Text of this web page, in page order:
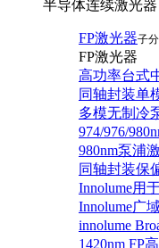
半导体连续激光器
FP激光器子
FP激光器
高功率台式
同轴封装单
多模无制冷
974/976/
980nm泵浦
同轴封装保
Innolume用
Innolume广
innolume
1420nm FP